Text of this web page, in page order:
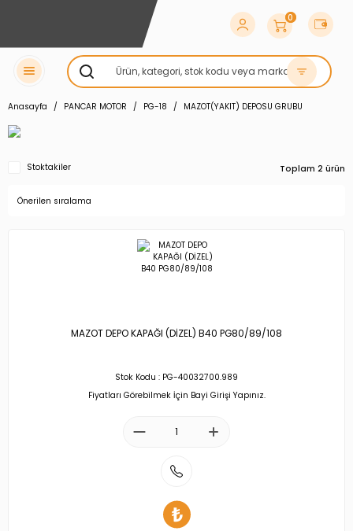
0
Anasayfa PANCAR MOTOR PG-18 MAZOT(YAKIT) DEPOSU GRUBU
Stoktakiler Toplam 2 ürün
MAZOT DEPO KAPAĞI (DİZEL) B40 PG80/89/108
Stok Kodu : PG-40032700.989
Fiyatları Görebilmek İçin Bayi Girişi Yapınız.